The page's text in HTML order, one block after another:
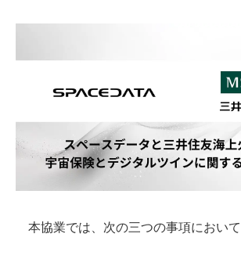
本協業では、次の三つの事項において